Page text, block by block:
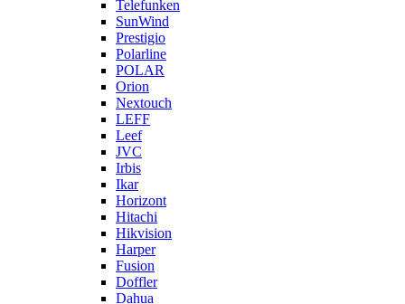
Telefunken
SunWind
Prestigio
Polarline
POLAR
Orion
Nextouch
LEFF
Leef
JVC
Irbis
Ikar
Horizont
Hitachi
Hikvision
Harper
Fusion
Doffler
Dahua